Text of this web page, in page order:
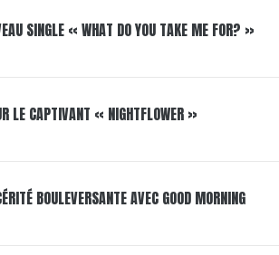
SINGLE « WHAT DO YOU TAKE ME FOR? »
LE CAPTIVANT « NIGHTFLOWER »
BOULEVERSANTE AVEC GOOD MORNING